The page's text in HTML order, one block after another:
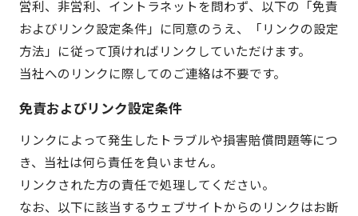
営利、非営利、イントラネットを問わず、以下の「免責
およびリンク設定条件」に同意のうえ、「リンクの設定
方法」に従って頂ければリンクしていただけます。
当社へのリンクに際してのご連絡は不要です。
免責およびリンク設定条件
リンクによって発生したトラブルや損害賠償問題等につ
き、当社は何ら責任を負いません。
リンクされた方の責任で処理してください。
なお、以下に該当するウェブサイトからのリンクはお断